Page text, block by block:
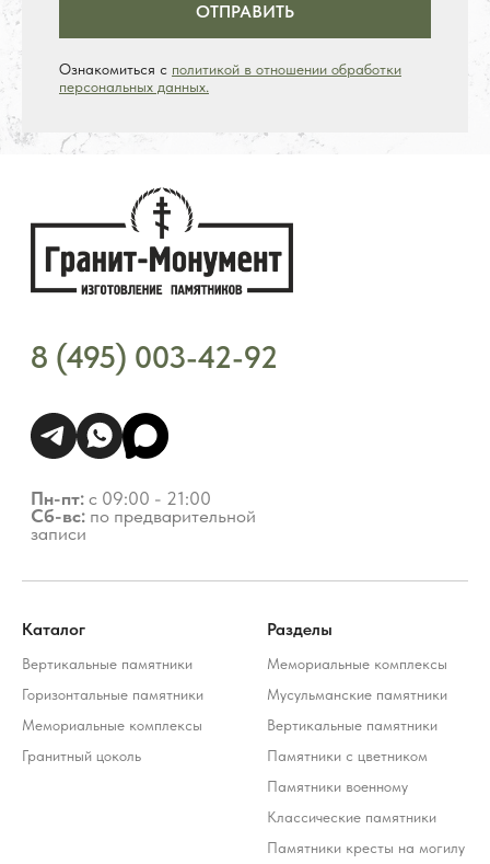
ОТПРАВИТЬ
Ознакомиться с политикой в отношении обработки
персональных данных.
Каталог
Вертикальные памятники
Горизонтальные памятники
Мемориальные комплексы
Гранитный цоколь
Разделы
Мемориальные комплексы
Мусульманские памятники
Вертикальные памятники
Памятники с цветником
Памятники военному
Классические памятники
Памятники кресты на могилу